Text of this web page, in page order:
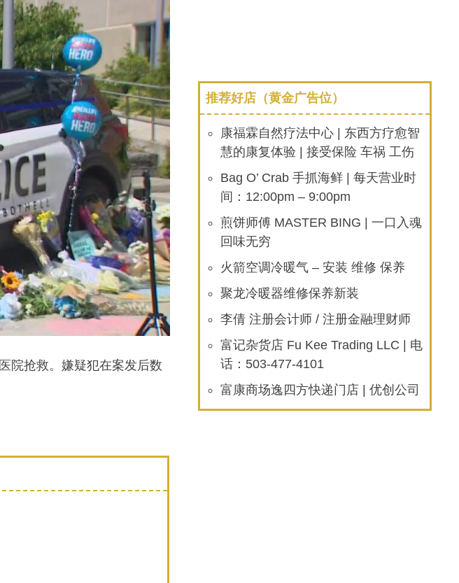
院抢救。嫌疑犯在案发后数
推荐好店（黄金广告位）
康福霖自然疗法中心 | 东西方疗愈智
慧的康复体验 | 接受保险 车祸 工伤
Bag O’ Crab 手抓海鲜 | 每天营业时
间：12:00pm – 9:00pm
煎饼师傅 MASTER BING | 一口入魂
回味无穷
火箭空调冷暖气 – 安装 维修 保养
聚龙冷暖器维修保养新装
李倩 注册会计师 / 注册金融理财师
富记杂货店 Fu Kee Trading LLC | 电
话：503-477-4101
富康商场逸四方快递门店 | 优创公司